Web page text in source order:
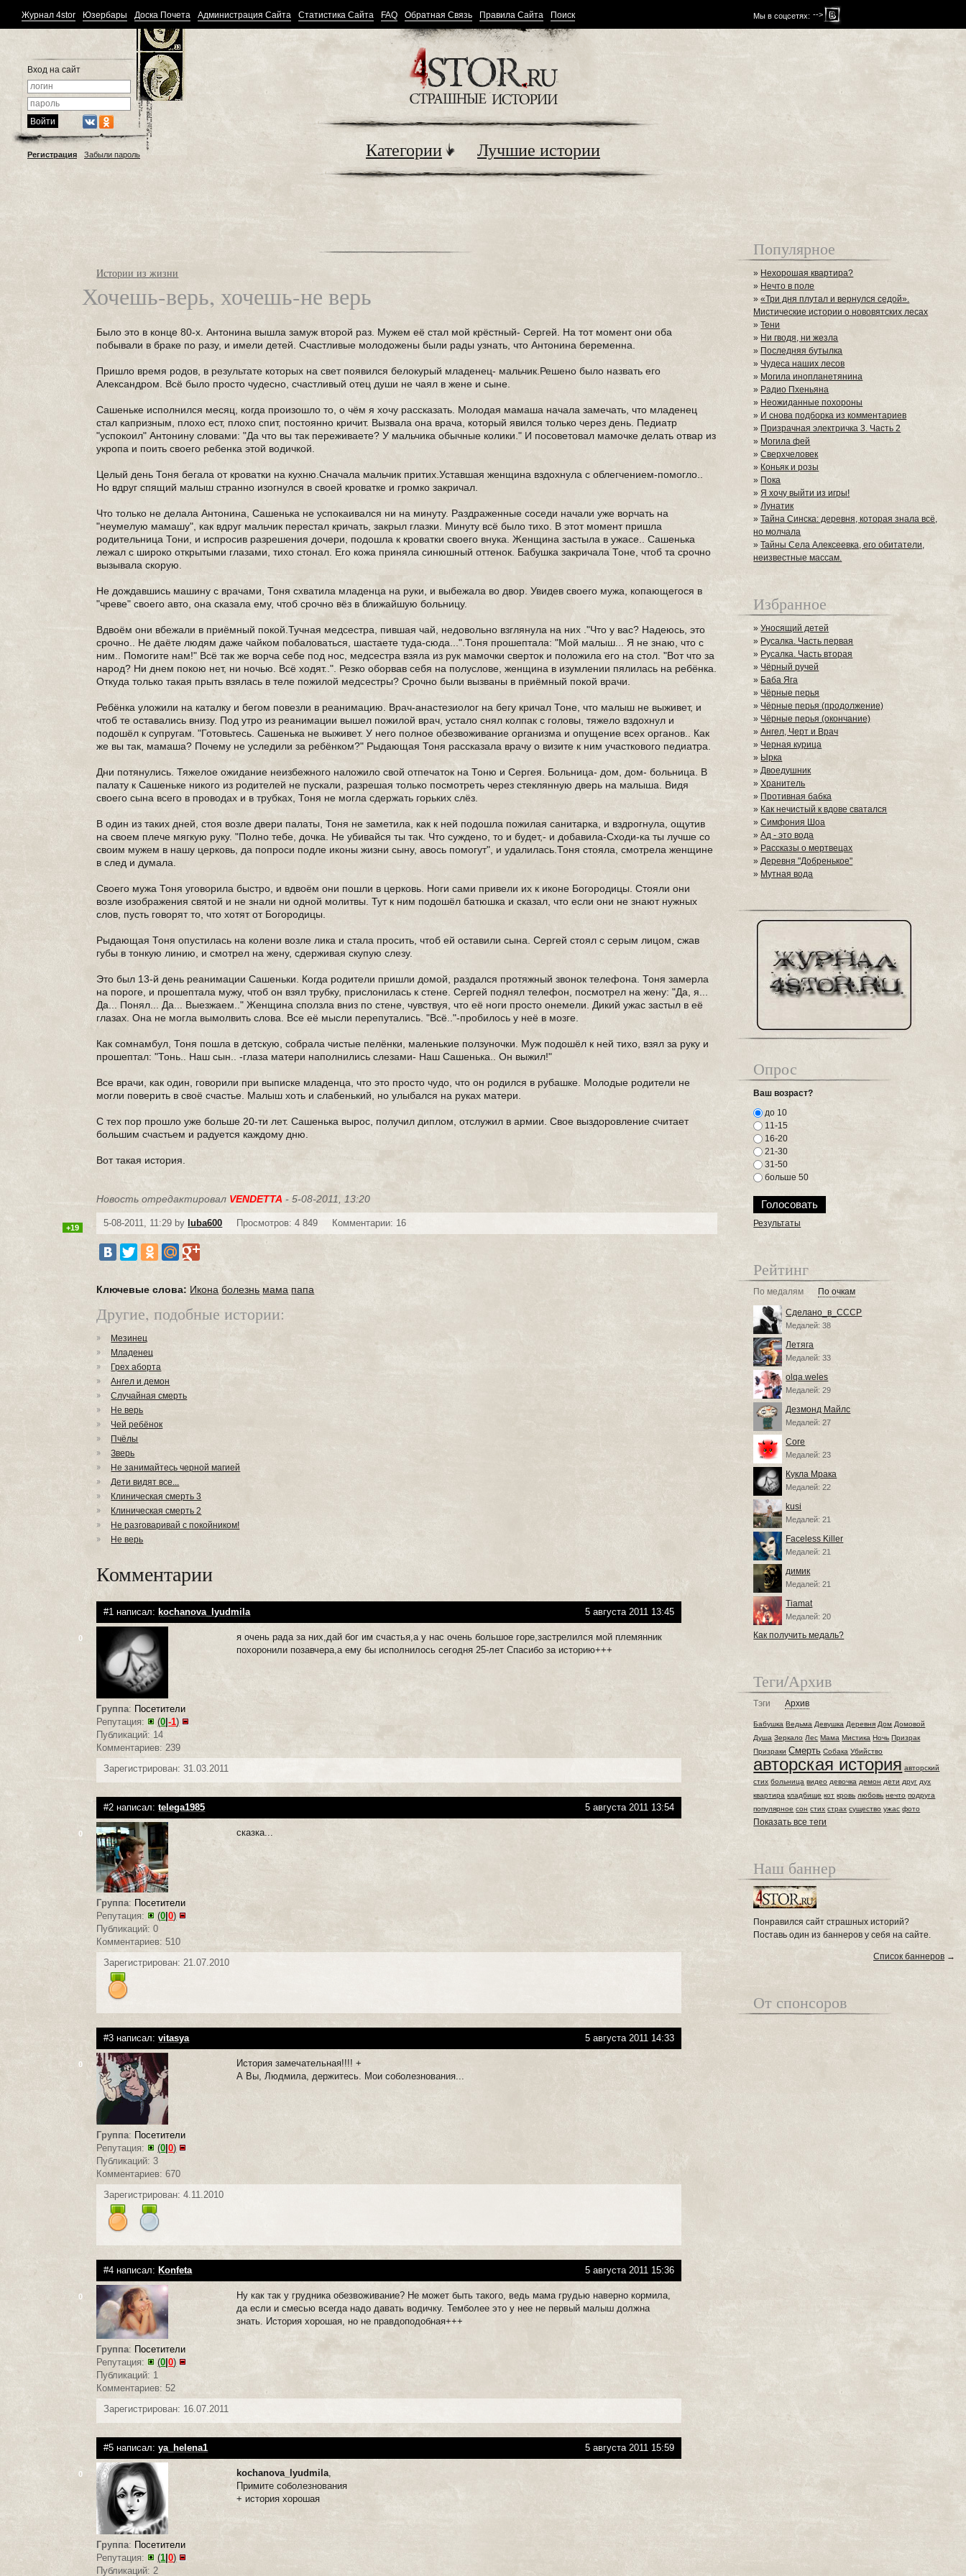
Мы в соцсетях: -->
Журнал 4stor Юзербары Доска Почета Администрация Сайта Статистика Сайта FAQ Обратная Связь Правила Сайта Поиск
Вход на сайт
Регистрация Забыли пароль Категории Лучшие истории
Истории из жизни
Хочешь-верь, хочешь-не верь
Было это в конце 80-х. Антонина вышла замуж второй раз. Мужем её стал мой крёстный- Сергей. На тот момент они оба
побывали в браке по разу, и имели детей. Счастливые молодожены были рады узнать, что Антонина беременна.
Пришло время родов, в результате которых на свет появился белокурый младенец- мальчик.Решено было назвать его
Александром. Всё было просто чудесно, счастливый отец души не чаял в жене и сыне.
Сашеньке исполнился месяц, когда произошло то, о чём я хочу рассказать. Молодая мамаша начала замечать, что младенец
стал капризным, плохо ест, плохо спит, постоянно кричит. Вызвала она врача, который явился только через день. Педиатр
"успокоил" Антонину словами: "Да что вы так переживаете? У мальчика обычные колики." И посоветовал мамочке делать отвар из
укропа и поить своего ребенка этой водичкой.
Целый день Тоня бегала от кроватки на кухню.Сначала мальчик притих.Уставшая женщина вздохнула с облегчением-помогло..
Но вдруг спящий малыш странно изогнулся в своей кроватке и громко закричал.
Что только не делала Антонина, Сашенька не успокаивался ни на минуту. Раздраженные соседи начали уже ворчать на
"неумелую мамашу", как вдруг мальчик перестал кричать, закрыл глазки. Минуту всё было тихо. В этот момент пришла
родительница Тони, и испросив разрешения дочери, подошла к кроватки своего внука. Женщина застыла в ужасе.. Сашенька
лежал с широко открытыми глазами, тихо стонал. Его кожа приняла синюшный оттенок. Бабушка закричала Тоне, чтоб та срочно
вызывала скорую.
Не дождавшись машину с врачами, Тоня схватила младенца на руки, и выбежала во двор. Увидев своего мужа, копающегося в
"чреве" своего авто, она сказала ему, чтоб срочно вёз в ближайшую больницу.
Вдвоём они вбежали в приёмный покой.Тучная медсестра, пившая чай, недовольно взглянула на них ."Что у вас? Надеюсь, это
срочно.. Не даёте людям даже чайком побаловаться, шастаете туда-сюда...".Тоня прошептала: "Мой малыш... Я не знаю, что с
ним.. Помогите нам!" Всё так же ворча себе под нос, медсестра взяла из рук мамочки сверток и положила его на стол. "Вот что за
народ? Ни днем покою нет, ни ночью. Всё ходят..". Резко оборвав себя на полуслове, женщина в изумлении пялилась на ребёнка.
Откуда только такая прыть взялась в теле пожилой медсестры? Срочно были вызваны в приёмный покой врачи.
Ребёнка уложили на каталку и бегом повезли в реанимацию. Врач-анастезиолог на бегу кричал Тоне, что малыш не выживет, и
чтоб те оставались внизу. Под утро из реанимации вышел пожилой врач, устало снял колпак с головы, тяжело вздохнул и
подошёл к супругам. "Готовьтесь. Сашенька не выживет. У него полное обезвоживание организма и опущение всех органов.. Как
же вы так, мамаша? Почему не уследили за ребёнком?" Рыдающая Тоня рассказала врачу о визите к ним участкового педиатра.
Дни потянулись. Тяжелое ожидание неизбежного наложило свой отпечаток на Тоню и Сергея. Больница- дом, дом- больница. В
палату к Сашеньке никого из родителей не пускали, разрешая только посмотреть через стеклянную дверь на малыша. Видя
своего сына всего в проводах и в трубках, Тоня не могла сдержать горьких слёз.
В один из таких дней, стоя возле двери палаты, Тоня не заметила, как к ней подошла пожилая санитарка, и вздрогнула, ощутив
на своем плече мягкую руку. "Полно тебе, дочка. Не убивайся ты так. Что суждено, то и будет,- и добавила-Сходи-ка ты лучше со
своим мужем в нашу церковь, да попроси подле иконы жизни сыну, авось помогут", и удалилась.Тоня стояла, смотрела женщине
в след и думала.
Своего мужа Тоня уговорила быстро, и вдвоём они пошли в церковь. Ноги сами привели их к иконе Богородицы. Стояли они
возле изображения святой и не знали ни одной молитвы. Тут к ним подошёл батюшка и сказал, что если они не знают нужных
слов, пусть говорят то, что хотят от Богородицы.
Рыдающая Тоня опустилась на колени возле лика и стала просить, чтоб ей оставили сына. Сергей стоял с серым лицом, сжав
губы в тонкую линию, и смотрел на жену, сдерживая скупую слезу.
Это был 13-й день реанимации Сашеньки. Когда родители пришли домой, раздался протяжный звонок телефона. Тоня замерла
на пороге, и прошептала мужу, чтоб он взял трубку, прислонилась к стене. Сергей поднял телефон, посмотрел на жену: "Да, я...
Да... Понял... Да... Выезжаем.." Женщина сползла вниз по стене, чувствуя, что её ноги просто онемели. Дикий ужас застыл в её
глазах. Она не могла вымолвить слова. Все её мысли перепутались. "Всё.."-пробилось у неё в мозге.
Как сомнамбул, Тоня пошла в детскую, собрала чистые пелёнки, маленькие ползуночки. Муж подошёл к ней тихо, взял за руку и
прошептал: "Тонь.. Наш сын.. -глаза матери наполнились слезами- Наш Сашенька.. Он выжил!"
Все врачи, как один, говорили при выписке младенца, что это просто чудо, что он родился в рубашке. Молодые родители не
могли поверить в своё счастье. Малыш хоть и слабенький, но улыбался на руках матери.
С тех пор прошло уже больше 20-ти лет. Сашенька вырос, получил диплом, отслужил в армии. Свое выздоровление считает
большим счастьем и радуется каждому дню.
Вот такая история.
Новость отредактировал VENDETTA - 5-08-2011, 13:20
5-08-2011, 11:29 by luba600 Просмотров: 4 849 Комментарии: 16
+19
Ключевые слова: Икона болезнь мама папа
Другие, подобные истории:
Мезинец
Младенец
Грех аборта
Ангел и демон
Случайная смерть
Не верь
Чей ребёнок
Пчёлы
Зверь
Не занимайтесь черной магией
Дети видят все...
Клиническая смерть 3
Клиническая смерть 2
Не разговаривай с покойником!
Не верь
Комментарии
#1 написал: kochanova_lyudmila 5 августа 2011 13:45
0
Группа: Посетители
Репутация:
(0 |-1)
Публикаций: 14
Комментариев: 239
я очень рада за них,дай бог им счастья,а у нас очень большое горе,застрелился мой племянник
похоронили позавчера,а ему бы исполнилось сегодня 25-лет Спасибо за историю+++
Зарегистрирован: 31.03.2011
#2 написал:telega1985 5 августа 2011 13:54
0
Группа: Посетители
Репутация:
(0 |0)
Публикаций: 0
Комментариев: 510
сказка...
Зарегистрирован: 21.07.2010
#3 написал:vitasya 5 августа 2011 14:33
0
Группа: Посетители
Репутация:
(0 |0)
Публикаций: 3
Комментариев: 670
История замечательная!!!! +
А Вы, Людмила, держитесь. Мои соболезнования...
Зарегистрирован: 4.11.2010
#4 написал: Konfeta 5 августа 2011 15:36
0
Группа: Посетители
Репутация:
(0 |0)
Публикаций: 1
Комментариев: 52
Ну как так у грудника обезвоживание? Не может быть такого, ведь мама грудью наверно кормила,
да если и смесью всегда надо давать водичку. Темболее это у нее не первый малыш должна
знать. История хорошая, но не правдоподобная+++
Зарегистрирован: 16.07.2011
#5 написал:ya_helena1 5 августа 2011 15:59
0
Группа: Посетители
Репутация:
(1 |0)
Публикаций: 2
kochanova_lyudmila,
Примите соболезнования
+ история хорошая
Популярное
» Нехорошая квартира?
» Нечто в поле
»«Три дня плутал и вернулся седой».
Мистические истории о нововятских лесах
»Тени
» Ни гводя, ни жезла
» Последняя бутылка
» Чудеса наших лесов
» Могила инопланетянина
» Радио Пхеньяна
» Неожиданные похороны
» И снова подборка из комментариев
» Призрачная электричка 3. Часть 2
» Могила фей
»Сверхчеловек
» Коньяк и розы
» Пока
»Я хочу выйти из игры!
»Лунатик
»Тайна Синска: деревня, которая знала всё,
но молчала
»Тайны Села Алексеевка, его обитатели,
неизвестные массам.
Избранное
»Уносящий детей
» Русалка. Часть первая
» Русалка. Часть вторая
» Чёрный ручей
» Баба Яга
»Чёрные перья
» Чёрные перья (продолжение)
» Чёрные перья (окончание)
»Ангел, Черт и Врач
» Черная курица
» Ырка
»Двоедушник
»Хранитель
» Противная бабка
» Как нечистый к вдове сватался
»Симфония Шоа
»Ад - это вода
» Рассказы о мертвецах
»Деревня "Добренькое"
» Мутная вода
Опрос
Ваш возраст?
до 10
11-15
16-20
21-30
31-50
больше 50
Результаты
Рейтинг
По медалям По очкам
Сделано_в_СССР
Медалей: 38
Летяга
Медалей: 33
olqa.weles
Медалей: 29
Дезмонд Майлс
Медалей: 27
Core
Медалей: 23
Кукла Мрака
Медалей: 22
kusi
Медалей: 21
Faceless Killer
Медалей: 21
димик
Медалей: 21
Tiamat
Медалей: 20
Как получить медаль?
Теги/Архив
Тэги Архив
Бабушка Ведьма Девушка Деревня Дом Домовой
Душа Зеркало Лес Мама Мистика Ночь Призрак
Призраки Смерть Собака Убийство
авторская история авторский
стих больница видео девочка демон дети друг дух
квартира кладбище кот кровь любовь нечто подруга
популярное сон стих страх существо ужас фото
Показать все теги
Наш баннер
Понравился сайт страшных историй?
Поставь один из баннеров у себя на сайте.
Список баннеров →
От спонсоров